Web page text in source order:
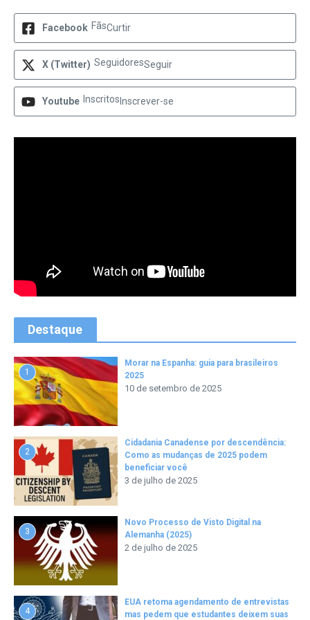
Facebook FãsCurtir
X (Twitter) SeguidoresSeguir
Youtube Inscritos Inscrever-se
Destaque
1
Morar na Espanha: guia para brasileiros
2025
10 de setembro de 2025
2
Cidadania Canadense por descendência:
Como as mudanças de 2025 podem
beneficiar você
3 de julho de 2025
3
Novo Processo de Visto Digital na
Alemanha (2025)
2 de julho de 2025
4
EUA retoma agendamento de entrevistas
mas pedem que estudantes deixem suas